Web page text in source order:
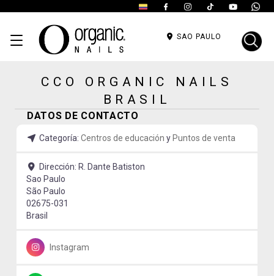
SAO PAULO
CCO ORGANIC NAILS
BRASIL
DATOS DE CONTACTO
Categoría: Centros de educación y Puntos de venta
Dirección: R. Dante Batiston
Sao Paulo
São Paulo
02675-031
Brasil
Instagram